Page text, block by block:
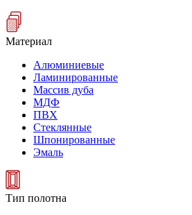
Материал
Алюминиевые
Ламинированные
Массив дуба
МДФ
ПВХ
Стеклянные
Шпонированные
Эмаль
Тип полотна